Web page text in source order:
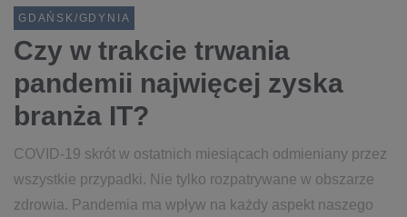
GDAŃSK/GDYNIA
Czy w trakcie trwania
pandemii najwięcej zyska
branża IT?
COVID-19 skrót w ostatnich miesiącach odmieniany przez
wszystkie przypadki. Nie tylko rozpatrywane w obszarze
zdrowia. Pandemia ma wpływ na każdy aspekt naszego